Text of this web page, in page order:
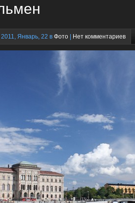
2011, Январь, 22 в Фото Нет комментариев